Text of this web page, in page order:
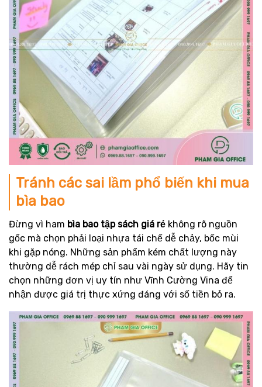
Tránh các sai lầm phổ biến khi mua
bìa bao
Đừng vì ham bìa bao tập sách giá rẻ không rõ nguồn
gốc mà chọn phải loại nhựa tái chế dễ chảy, bốc mùi
khi gặp nóng. Những sản phẩm kém chất lượng này
thường dễ rách mép chỉ sau vài ngày sử dụng. Hãy tin
chọn những đơn vị uy tín như Vĩnh Cường Vina để
nhận được giá trị thực xứng đáng với số tiền bỏ ra.